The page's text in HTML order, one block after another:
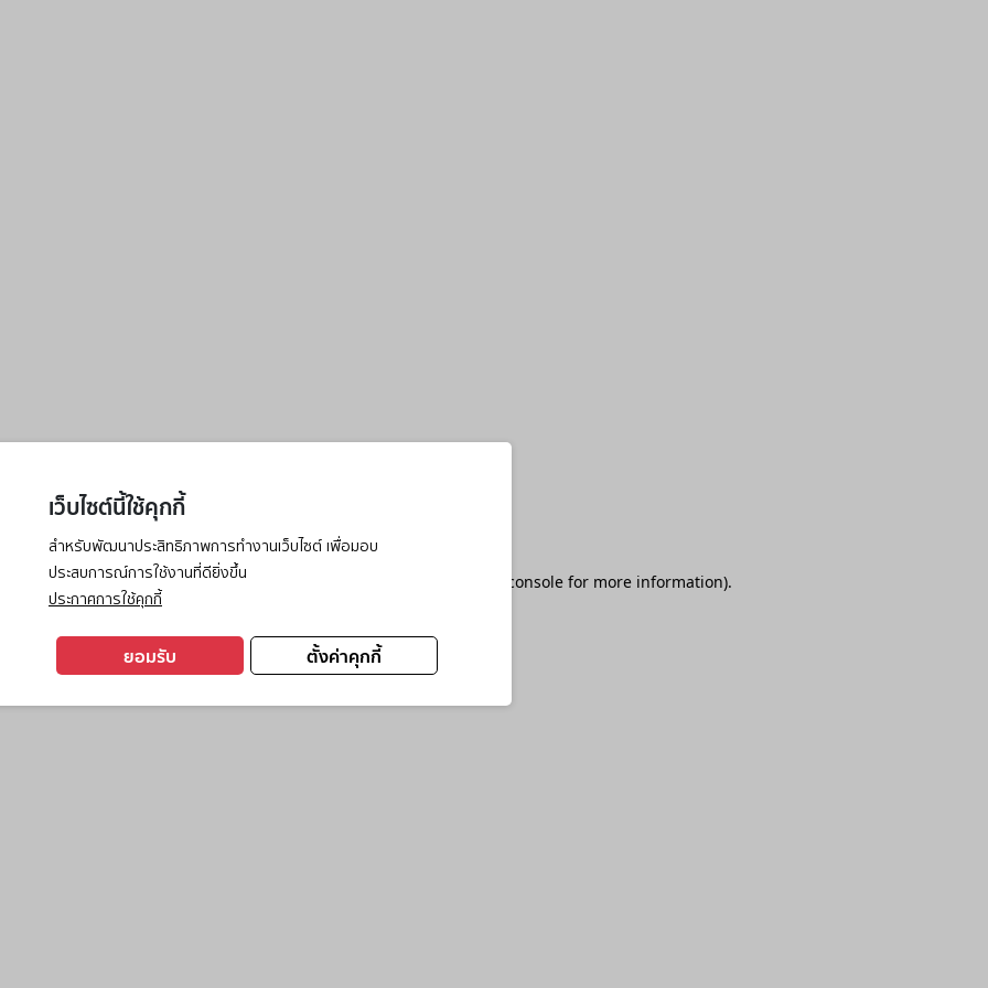
เว็บไซต์นี้ใช้คุกกี้
สำหรับพัฒนาประสิทธิภาพการทำงานเว็บไซต์ เพื่อมอบ
ประสบการณ์การใช้งานที่ดียิ่งขึ้น
ประกาศการใช้คุกกี้
ตั้งค่าคุกกี้
ยอมรับ
has occurred while loading browser console for more information).